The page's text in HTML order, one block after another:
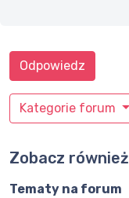
Kategorie forum
Odpowiedz
Zobacz również
Tematy na forum